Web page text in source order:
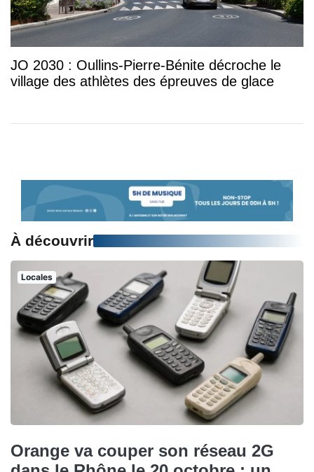
JO 2030 : Oullins-Pierre-Bénite décroche le
village des athlètes des épreuves de glace
À découvrir
Locales
Orange va couper son réseau 2G